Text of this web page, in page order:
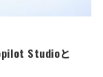
Studioと